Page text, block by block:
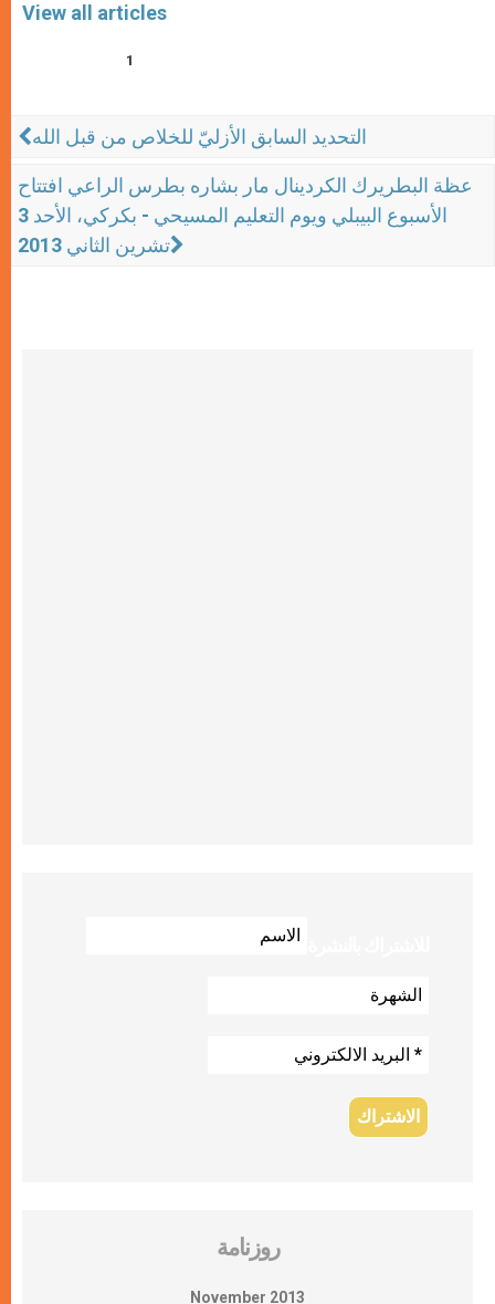
View all articles
1
التحديد السابق الأزليّ للخلاص من قبل الله
عظة البطريرك الكردينال مار بشاره بطرس الراعي افتتاح
الأسبوع البيبلي ويوم التعليم المسيحي - بكركي، الأحد 3
تشرين الثاني 2013
روزنامة
November 2013